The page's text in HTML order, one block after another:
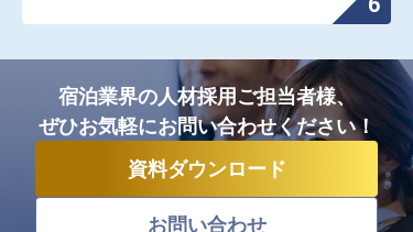
宿泊業界の人材採用ご担当者様、
ぜひお気軽にお問い合わせください！
お問い合わせ
資料ダウンロード